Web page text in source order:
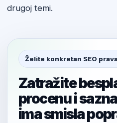
drugoj temi.
Želite konkretan SEO
Zatražite
procenu i
ima smisla